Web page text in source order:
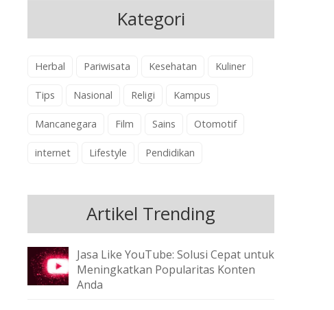
Kategori
Herbal Pariwisata Kesehatan Kuliner
Tips Nasional Religi Kampus
Mancanegara Film Sains Otomotif
internet Lifestyle Pendidikan
Artikel Trending
Jasa Like YouTube: Solusi Cepat untuk
Meningkatkan Popularitas Konten
Anda